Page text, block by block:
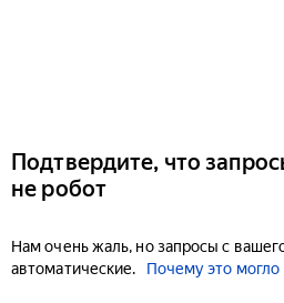
Подтвердите, что
не робот
Нам очень жаль, но запросы с
автоматические.
Почему это могло